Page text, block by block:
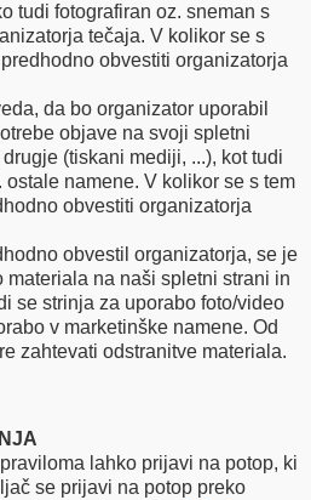
tudi fotografiran oz. sneman s
tečaja. V kolikor se s
obvestiti organizatorja
da bo organizator uporabil
objave na svoji spletni
(tiskani mediji, ...), kot tudi
namene. V kolikor se s tem
obvestiti organizatorja
obvestil organizatorja, se je
na naši spletni strani in
se strinja za uporabo foto/video
v marketinške namene. Od
zahtevati odstranitve materiala.
lahko prijavi na potop, ki
se prijavi na potop preko